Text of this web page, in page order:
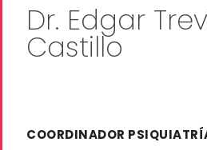
Dr. Edgar
Castillo
COORDINADOR